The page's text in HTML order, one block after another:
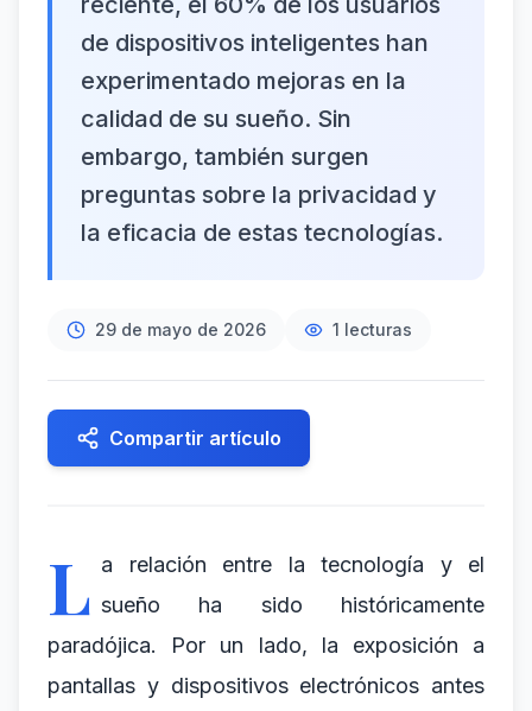
de dispositivos inteligentes han
experimentado mejoras en la
calidad de su sueño. Sin
embargo, también surgen
preguntas sobre la privacidad y
la eficacia de estas tecnologías.
29 de mayo de 2026 1 lecturas
Compartir artículo
L a relación entre la tecnología y el
sueño ha sido históricamente
paradójica. Por un lado, la exposición a
pantallas y dispositivos electrónicos antes